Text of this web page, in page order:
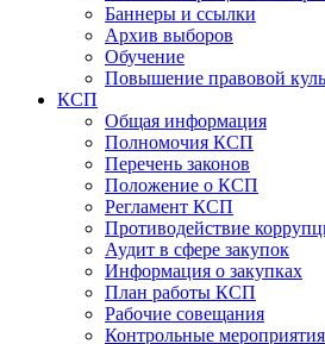
Баннеры и ссылки
Архив выборов
Обучение
Повышение правовой
КСП
Общая информация
Полномочия КСП
Перечень законов
Положение о КСП
Регламент КСП
Противодействие
Аудит в сфере закупок
Информация о закупках
План работы КСП
Рабочие совещания
Контрольные мероприятия